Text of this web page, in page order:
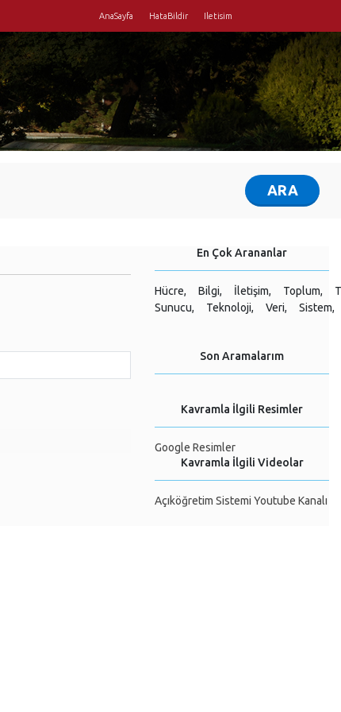
AnaSayfa HataBildir Iletisim
En Çok Arananlar
Hücre, Bilgi, İletişim, Toplum,
Sunucu,
Teknoloji, Veri, Sistem,
Son Aramalarım
Kavramla İlgili Resimler
Google Resimler
Kavramla İlgili Videolar
Açıköğretim Sistemi Youtube Kanalı